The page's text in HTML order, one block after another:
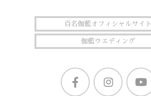
百名伽藍オフィシャルサイト
伽藍ウエディング